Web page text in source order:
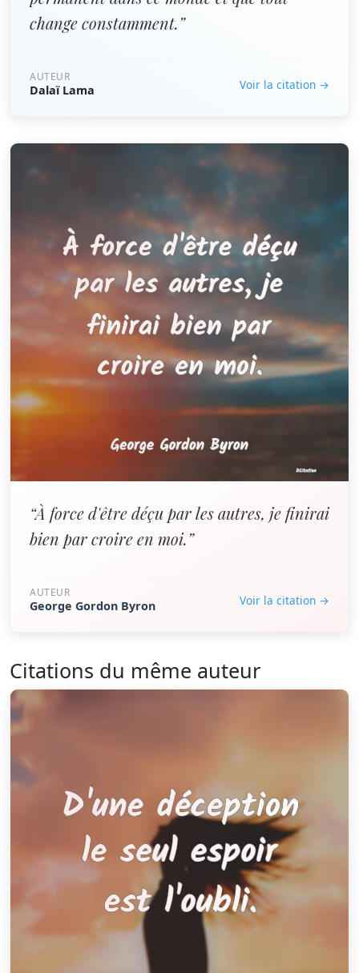
change constamment.”
AUTEUR
Dalaï Lama Voir la citation →
“À force d'être déçu par les autres, je finirai
bien par croire en moi.”
AUTEUR
George Gordon Byron Voir la citation →
Citations du même auteur